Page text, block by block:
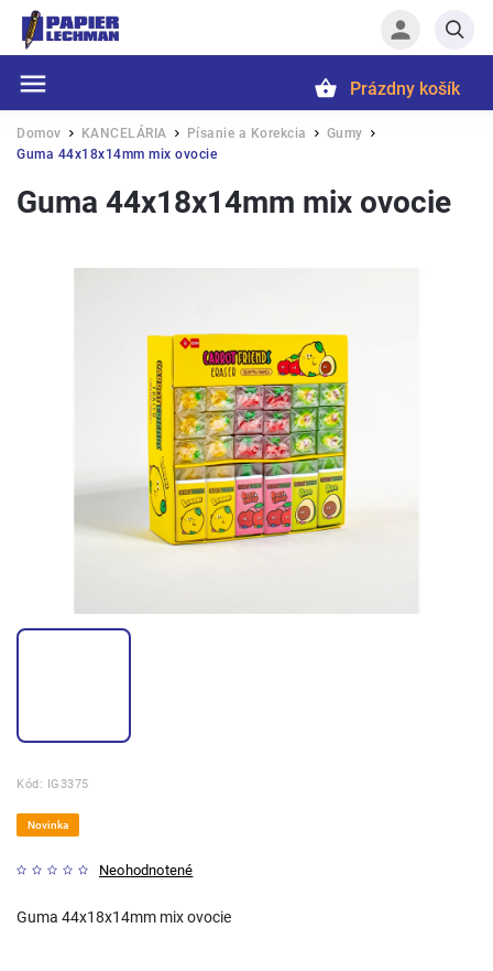
Hľadať
Prázdny košík
Domov / KANCELÁRIA / Písanie a Korekcia / Gumy /
Guma 44x18x14mm mix ovocie
Guma 44x18x14mm mix ovocie
Kód: IG3375
Novinka
Neohodnotené
Guma 44x18x14mm mix ovocie